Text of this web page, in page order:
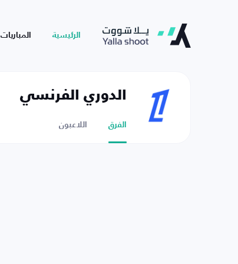
الرئيسية المباريات
الدوري الفرنسي
الفرق اللاعبون